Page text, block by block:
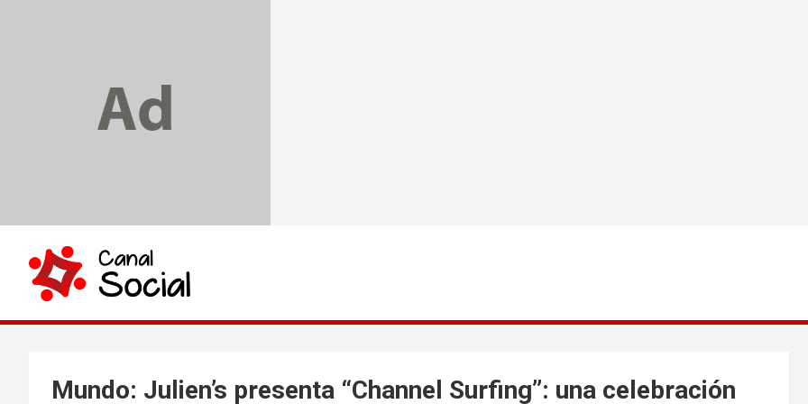
content
Canal Social
Mundo: Julien’s presenta “Channel Surfing”: una celebración